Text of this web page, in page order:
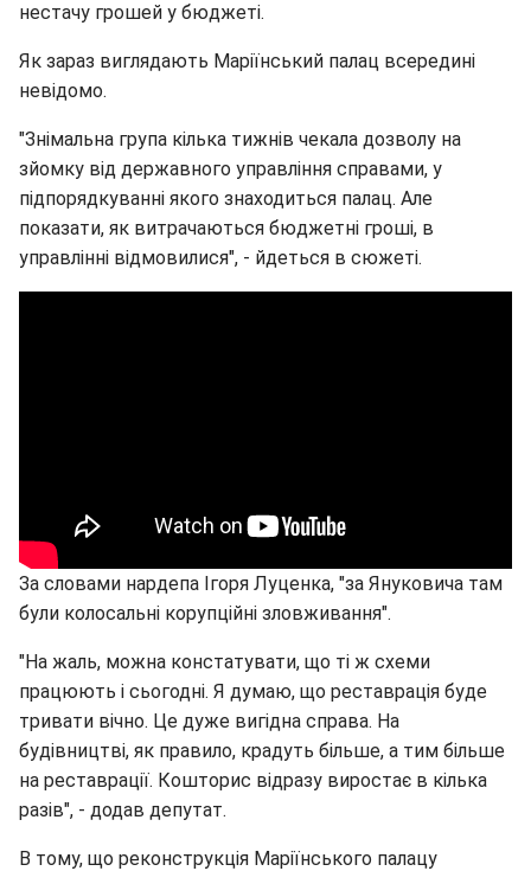
нестачу грошей у бюджеті.
Як зараз виглядають Маріїнський палац всередині
невідомо.
"Знімальна група кілька тижнів чекала дозволу на
зйомку від державного управління справами, у
підпорядкуванні якого знаходиться палац. Але
показати, як витрачаються бюджетні гроші, в
управлінні відмовилися", - йдеться в сюжеті.
За словами нардепа Ігоря Луценка, "за Януковича там
були колосальні корупційні зловживання".
"На жаль, можна констатувати, що ті ж схеми
працюють і сьогодні. Я думаю, що реставрація буде
тривати вічно. Це дуже вигідна справа. На
будівництві, як правило, крадуть більше, а тим більше
на реставрації. Кошторис відразу виростає в кілька
разів", - додав депутат.
В тому, що реконструкція Маріїнського палацу